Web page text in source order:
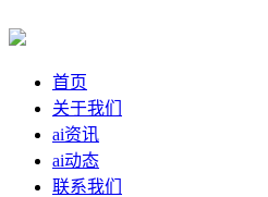
首页
关于我们
ai资讯
ai动态
联系我们